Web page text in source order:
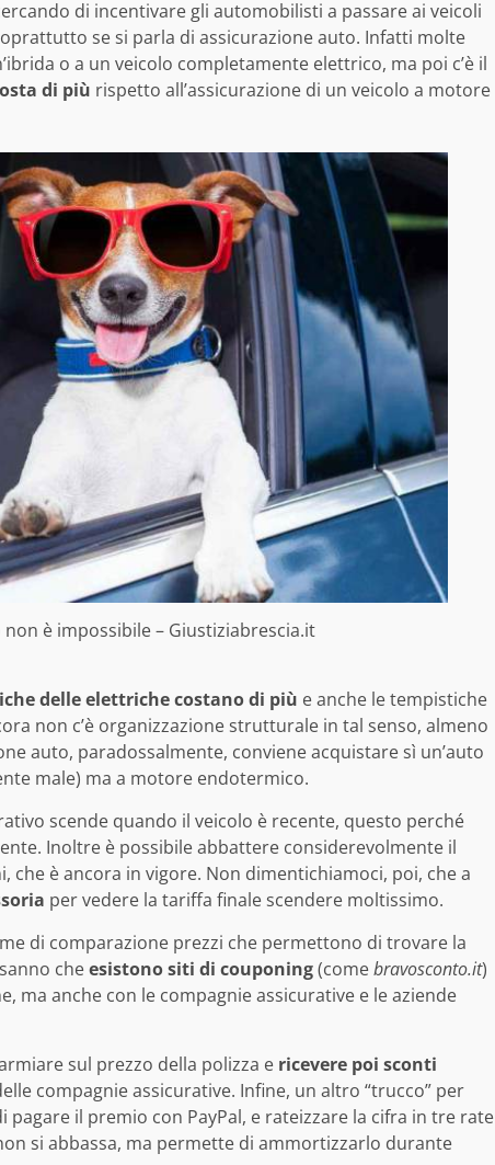
di incentivare gli automobilisti a passare ai veicoli
se si parla di assicurazione auto. Infatti molte
o a un veicolo completamente elettrico, ma poi c’è il
di più rispetto all’assicurazione di un veicolo a motore
è impossibile – Giustiziabrescia.it
delle elettriche costano di più e anche le tempistiche
non c’è organizzazione strutturale in tal senso, almeno
auto, paradossalmente, conviene acquistare sì un’auto
male) ma a motore endotermico.
scende quando il veicolo è recente, questo perché
Inoltre è possibile abbattere considerevolmente il
che è ancora in vigore. Non dimentichiamoci, poi, che a
per vedere la tariffa finale scendere moltissimo.
di comparazione prezzi che permettono di trovare la
cheesistono siti di couponing(comebravosconto.it)
ma anche con le compagnie assicurative e le aziende
sul prezzo della polizza e ricevere poi sconti
compagnie assicurative. Infine, un altro “trucco” per
il premio con PayPal, e rateizzare la cifra in tre rate
si abbassa, ma permette di ammortizzarlo durante